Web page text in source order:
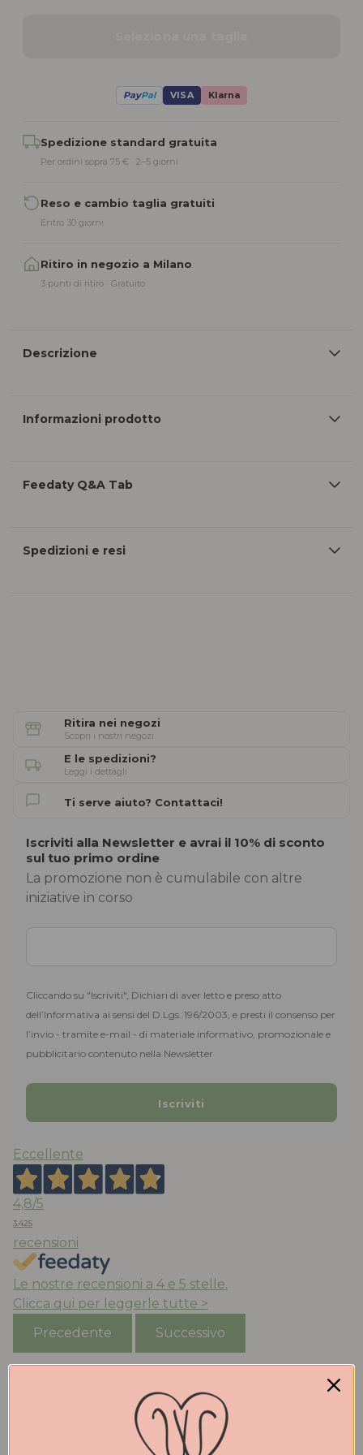
PayPal VISA Klarna
Spedizione standard gratuita
Per ordini sopra 75 € · 2–5 giorni
Reso e cambio taglia gratuiti
Entro 30 giorni
Ritiro in negozio a Milano
3 punti di ritiro · Gratuito
Descrizione
Informazioni prodotto
Feedaty Q&A Tab
Spedizioni e resi
Ritira nei negozi
Scopri i nostri negozi
E le spedizioni?
Leggi i dettagli
Ti serve aiuto? Contattaci!
Iscriviti alla Newsletter e avrai il 10% di sconto
sul tuo primo ordine
La promozione non è cumulabile con altre
iniziative in corso
Cliccando su "Iscriviti", Dichiari di aver letto e preso atto
dell’Informativa ai sensi del D.Lgs. 196/2003, e presti il consenso per
l’invio - tramite e-mail - di materiale informativo, promozionale e
pubblicitario contenuto nella Newsletter
Eccellente
4,8/5
3.425
recensioni
Le nostre recensioni a 4 e 5 stelle.
Clicca qui per leggerle tutte >
Precedente
Successivo
Tutto perfetto. Ritiro in negozio velocissimo.